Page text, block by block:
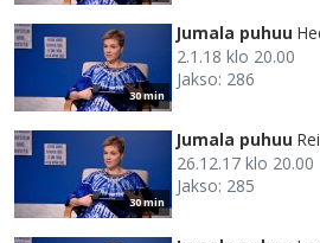
30 min
Jumala puhuu
2.1.18 klo 20.00
Jakso: 286
30 min
Jumala puhuu
26.12.17 klo 20.00
Jakso: 285